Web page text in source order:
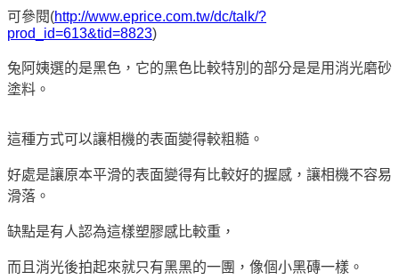
可參閱(http://www.eprice.com.tw/dc/talk/?
prod_id=613&tid=8823)
兔阿姨選的是黑色，它的黑色比較特別的部分是是用消光磨砂
塗料。
這種方式可以讓相機的表面變得較粗糙。
好處是讓原本平滑的表面變得有比較好的握感，讓相機不容易
滑落。
缺點是有人認為這樣塑膠感比較重，
而且消光後拍起來就只有黑黑的一團，像個小黑磚一樣。